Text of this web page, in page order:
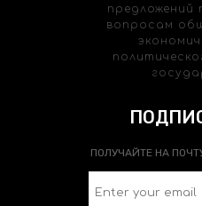
предложений
вопросам
ПОЛУЧАЙТЕ НА